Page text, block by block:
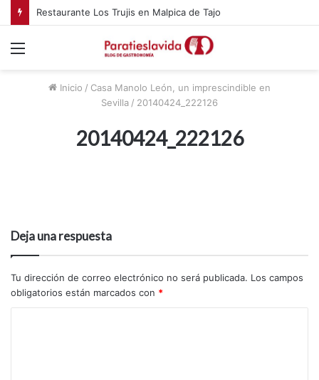
Restaurante Los Trujis en Malpica de Tajo
Inicio / Casa Manolo León, un imprescindible en
Sevilla / 20140424_222126
20140424_222126
Deja una respuesta
Tu dirección de correo electrónico no será publicada. Los campos
obligatorios están marcados con *